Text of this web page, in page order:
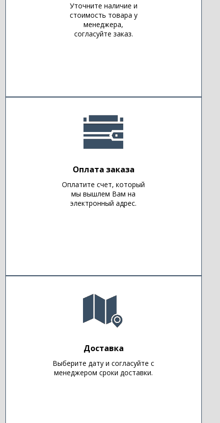
Уточните наличие и
стоимость товара у
менеджера,
согласуйте заказ.
Оплата заказа
Оплатите счет, который
мы вышлем Вам на
электронный адрес.
Доставка
Выберите дату и согласуйте с
менеджером сроки доставки.